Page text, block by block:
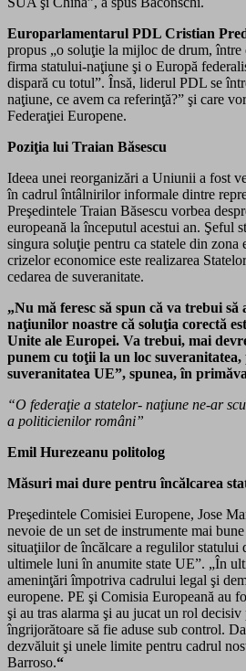
Europarlamentarul PDL Cristian
propus „o soluţie la mijloc de drum, între
firma statului-naţiune şi o Europă
dispară cu totul”. Însă, liderul PDL se
naţiune, ce avem ca referinţă?” şi care
Federaţiei Europene.
Poziţia lui Traian Băsescu
Ideea unei reorganizări a Uniunii a fost
în cadrul întâlnirilor informale dintre
Preşedintele Traian Băsescu vorbea
europeană la începutul acestui an. Şeful
singura soluţie pentru ca statele din zona
crizelor economice este realizarea
cedarea de suveranitate.
„Nu mă feresc să spun că va trebui
naţiunilor noastre că soluţia corectă
Unite ale Europei. Va trebui, mai
punem cu toţii la un loc suveranitatea,
suveranitatea UE”, spunea, în
“O federaţie a statelor- naţiune ne-ar
a politicienilor români”
Emil Hurezeanu politolog
Măsuri mai dure pentru încălcarea
Preşedintele Comisiei Europene, Jose
nevoie de un set de instrumente mai
situaţiilor de încălcare a regulilor statului
ultimele luni în anumite state UE”. „În
ameninţări împotriva cadrului legal şi
europene. PE şi Comisia Europeană au
şi au tras alarma şi au jucat un rol
îngrijorătoare să fie aduse sub control.
dezvăluit şi unele limite pentru cadrul
Barroso.“